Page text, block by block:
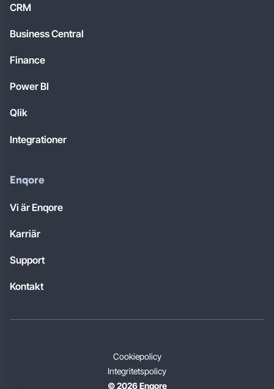
CRM
Business Central
Finance
Power BI
Qlik
Integrationer
Enqore
Vi är Enqore
Karriär
Support
Kontakt
© 2026 Enqore
Cookiepolicy
Integritetspolicy